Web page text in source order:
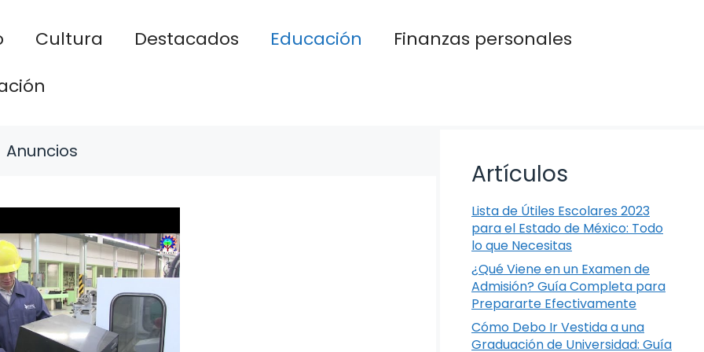
Cultura Destacados Educación
Finanzas personales
Anuncios
Artículos
Lista de Útiles Escolares 2023
para el Estado de México: Todo
lo que Necesitas
¿Qué Viene en un Examen de
Admisión? Guía Completa para
Prepararte Efectivamente
Cómo Debo Ir Vestida a una
Graduación de Universidad: Guía